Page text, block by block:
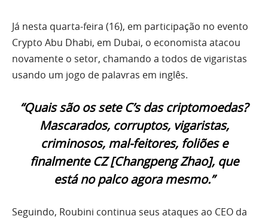
Já nesta quarta-feira (16), em participação no evento
Crypto Abu Dhabi, em Dubai, o economista atacou
novamente o setor, chamando a todos de vigaristas
usando um jogo de palavras em inglês.
“Quais são os sete C’s das criptomoedas?
Mascarados, corruptos, vigaristas,
criminosos, mal-feitores, foliões e
finalmente CZ [Changpeng Zhao], que
está no palco agora mesmo.”
Seguindo, Roubini continua seus ataques ao CEO da